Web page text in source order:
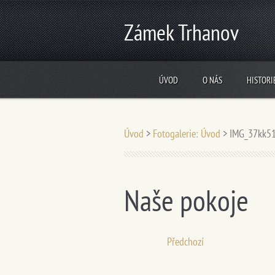
Zámek Trhanov
ÚVOD O NÁS
Úvod > Fotogalerie: Úvod >
Naše pokoje
Předchozí